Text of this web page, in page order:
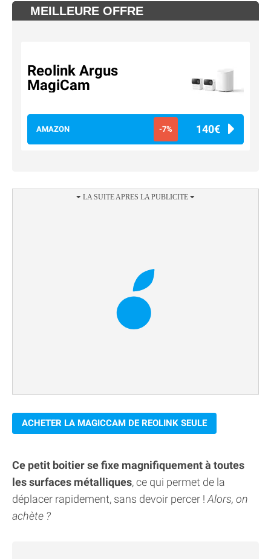
MEILLEURE OFFRE
Reolink Argus
MagiCam
AMAZON -7% 140€
ACHETER LA MAGICCAM DE REOLINK SEULE
Ce petit boitier se fixe magnifiquement à toutes
les surfaces métalliques, ce qui permet de la
déplacer rapidement, sans devoir percer ! Alors, on
achète ?